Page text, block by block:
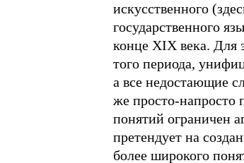
искусственного
государственного
конце XIX века. Для
того периода,
а все недостающие
же просто-напросто
понятий ограничен
претендует на
более широкого